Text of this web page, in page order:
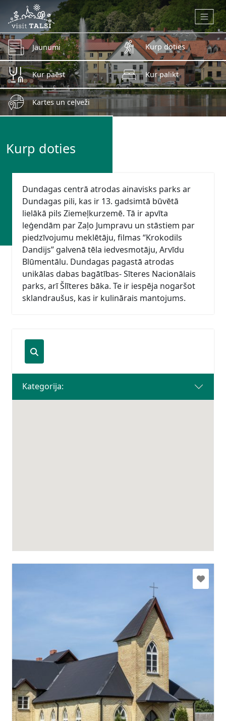
Skip to main content
Jaunumi Kurp doties
Kur paēst Kur palikt
Kartes un ceļveži
Kurp doties
Dundagas centrā atrodas ainavisks parks ar
Dundagas pili, kas ir 13. gadsimtā būvētā
lielākā pils Ziemeļkurzemē. Tā ir apvīta
leģendām par Zaļo Jumpravu un stāstiem par
piedzīvojumu meklētāju, filmas “Krokodils
Dandijs” galvenā tēla iedvesmotāju, Arvīdu
Blūmentālu. Dundagas pagastā atrodas
unikālas dabas bagātības- Sīteres Nacionālais
parks, arī Šlīteres bāka. Te ir iespēja nogaršot
sklandraušus, kas ir kulinārais mantojums.
Kategorija: